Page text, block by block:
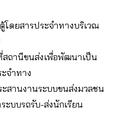
ดยสารประจําทางบริเวณ
สถานีขนส่งเพื่อพัฒนาเป็น
จําทาง
สานงานระบบขนส่งมวลชน
บบรถรับ-ส่งนักเรียน